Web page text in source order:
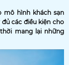
mô hình khách sạn
các điều kiện cho
mang lại những